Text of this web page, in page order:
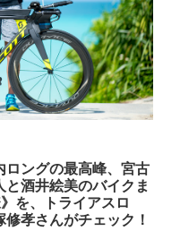
ングの最高峰、宮古
酒井絵美のバイクま
を、トライアスロ
孝さんがチェック！